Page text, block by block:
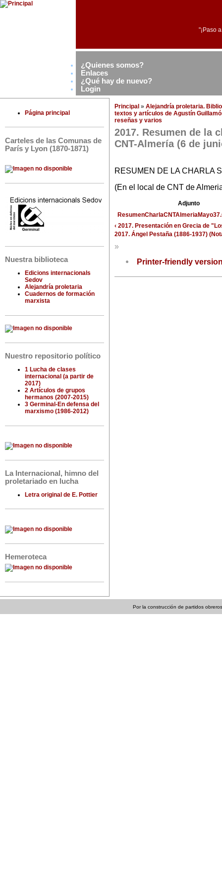
"¡Paso
¿Quienes somos?
Enlaces
¿Qué hay de nuevo?
Login
Página principal
Carteles de las Comunas de
París y Lyon (1870-1871)
Nuestra biblioteca
Edicions internacionals
Sedov
Alejandría proletaria
Cuadernos de formación
marxista
Nuestro repositorio político
1 Lucha de clases
internacional (a partir de
2017)
2 Artículos de grupos
hermanos (2007-2015)
3 Germinal-En defensa del
marxismo (1986-2012)
La Internacional, himno del
proletariado en lucha
Letra original de E. Pottier
Hemeroteca
Principal » Alejandría proletaria.
textos y artículos de Agustín
reseñas y varios
2017. Resumen de la
CNT-Almería (6 de
RESUMEN DE LA CHARLA
(En el local de CNT de
Adjunto
‹ 2017. Presentación en Grecia de
2017. Ángel Pestaña (1886-1937)
»
Printer-friendly
Por la construcción de partidos